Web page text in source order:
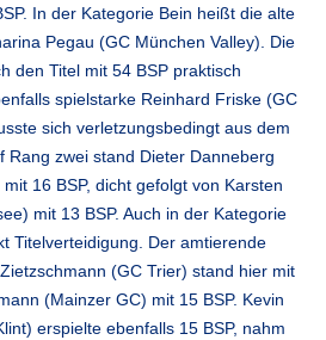
In der Kategorie Bein heißt die alte
Pegau (GC München Valley). Die
den Titel mit 54 BSP praktisch
spielstarke Reinhard Friske (GC
sich verletzungsbedingt aus dem
Rang zwei stand Dieter Danneberg
16 BSP, dicht gefolgt von Karsten
mit 13 BSP. Auch in der Kategorie
Titelverteidigung. Der amtierende
(GC Trier) stand hier mit
(Mainzer GC) mit 15 BSP. Kevin
erspielte ebenfalls 15 BSP, nahm